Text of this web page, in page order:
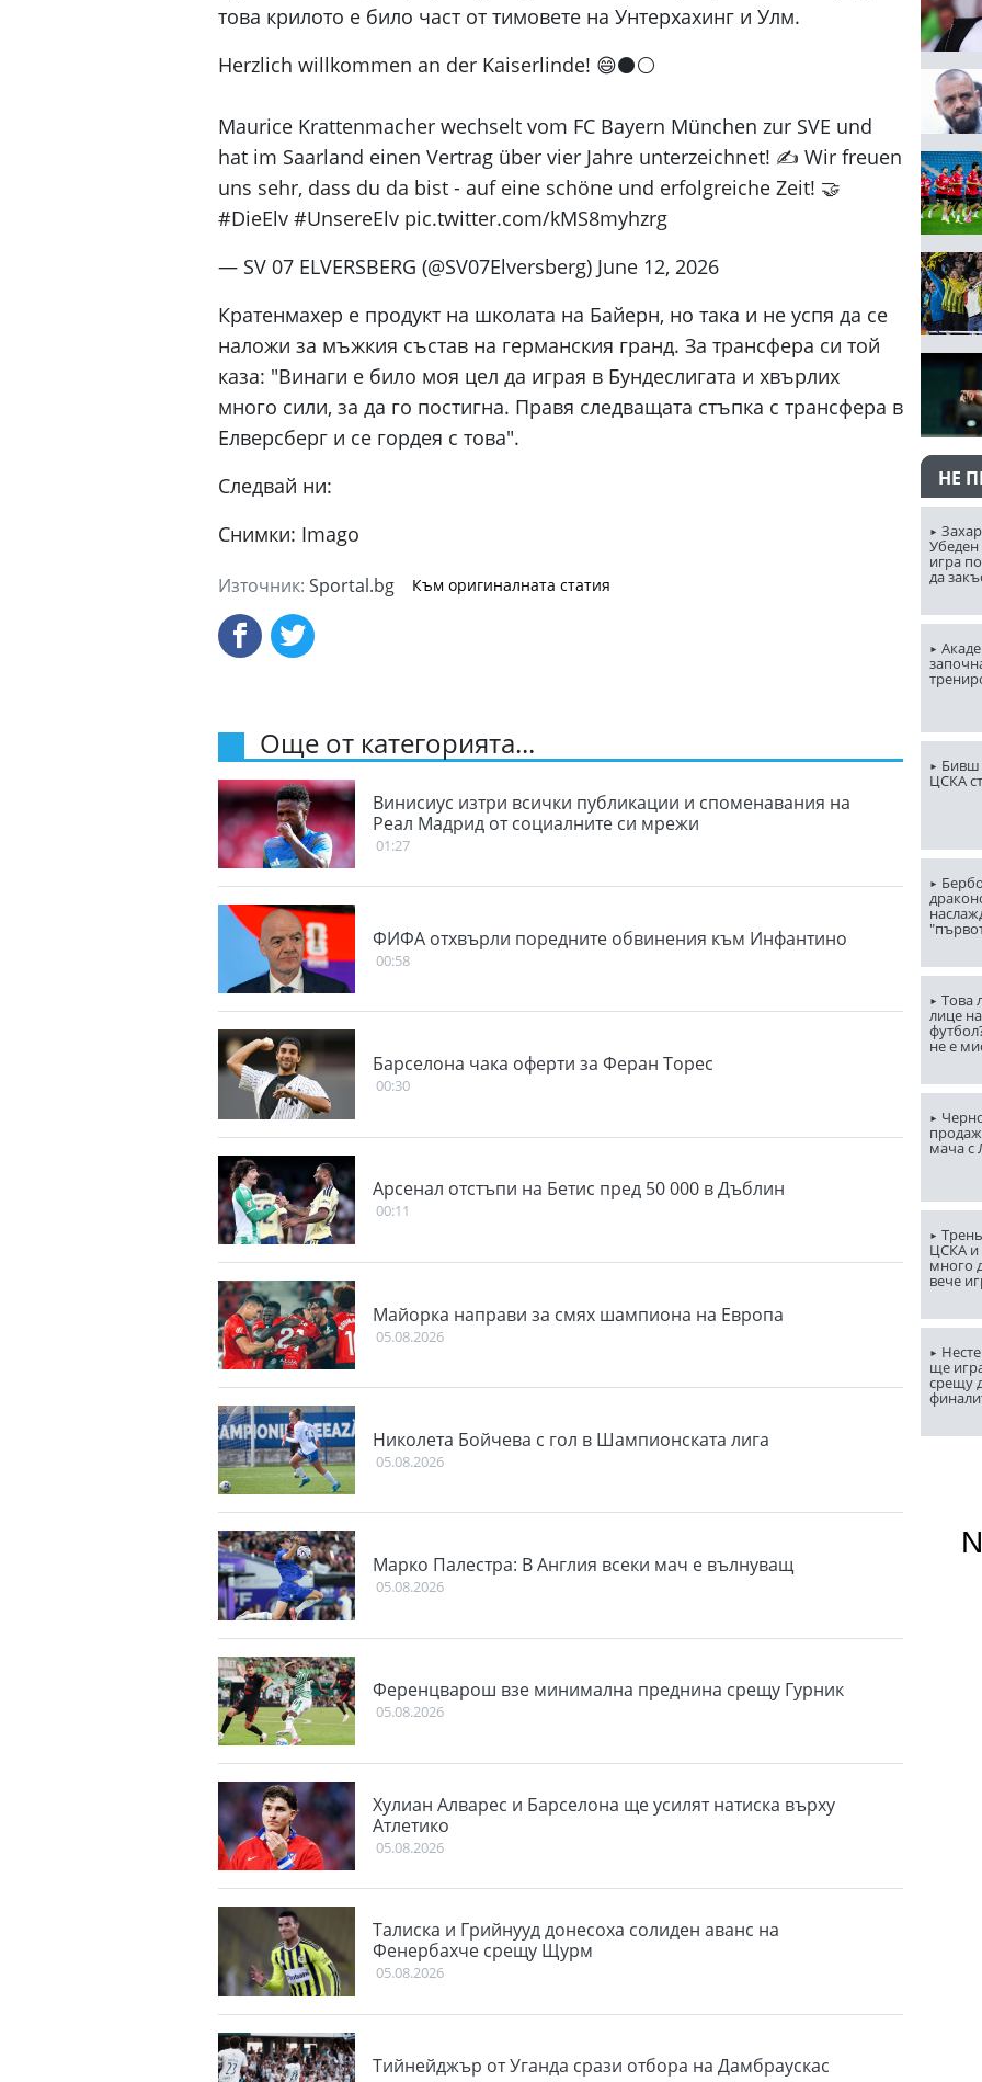
това крилото е било част от тимовете на Унтерхахинг и Улм.
Herzlich willkommen an der Kaiserlinde! 😄⚫️⚪️
Maurice Krattenmacher wechselt vom FC Bayern München zur SVE und
hat im Saarland einen Vertrag über vier Jahre unterzeichnet! ✍️ Wir freuen
uns sehr, dass du da bist - auf eine schöne und erfolgreiche Zeit! 🤝
#DieElv #UnsereElv pic.twitter.com/kMS8myhzrg
— SV 07 ELVERSBERG (@SV07Elversberg) June 12, 2026
Кратенмахер е продукт на школата на Байерн, но така и не успя да се
наложи за мъжкия състав на германския гранд. За трансфера си той
каза: "Винаги е било моя цел да играя в Бундеслигата и хвърлих
много сили, за да го постигна. Правя следващата стъпка с трансфера в
Елверсберг и се гордея с това".
Следвай ни:
Снимки: Imago
Източник: Sportal.bg Към оригиналната статия
Още от категорията...
Винисиус изтри всички публикации и споменавания на
Реал Мадрид от социалните си мрежи
01:27
ФИФА отхвърли поредните обвинения към Инфантино
00:58
Барселона чака оферти за Феран Торес
00:30
Арсенал отстъпи на Бетис пред 50 000 в Дъблин
00:11
Майорка направи за смях шампиона на Европа
05.08.2026
Николета Бойчева с гол в Шампионската лига
05.08.2026
Марко Палестра: В Англия всеки мач е вълнуващ
05.08.2026
Ференцварош взе минимална преднина срещу Гурник
05.08.2026
Хулиан Алварес и Барселона ще усилят натиска върху
Атлетико
05.08.2026
Талиска и Грийнууд донесоха солиден аванс на
Фенербахче срещу Щурм
05.08.2026
Тийнейджър от Уганда срази отбора на Дамбраускас
НЕ
Убеден
игра
да
Бивш
ЦСКА
Това
лице
не е
мача с
ЦСКА и
много
вече
ще
срещу